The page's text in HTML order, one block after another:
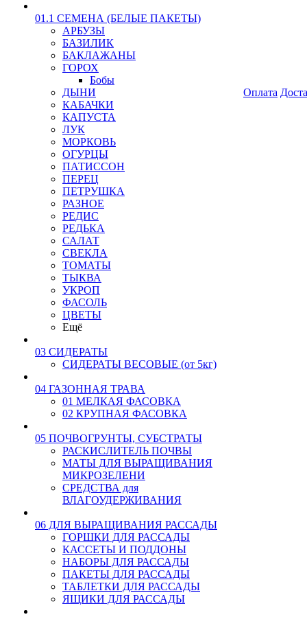
01.1 СЕМЕНА (БЕЛЫЕ ПАКЕТЫ)
АРБУЗЫ
БАЗИЛИК
БАКЛАЖАНЫ
ГОРОХ
Бобы
ДЫНИ
КАБАЧКИ
КАПУСТА
ЛУК
МОРКОВЬ
ОГУРЦЫ
ПАТИССОН
ПЕРЕЦ
ПЕТРУШКА
РАЗНОЕ
РЕДИС
РЕДЬКА
САЛАТ
СВЕКЛА
ТОМАТЫ
ТЫКВА
УКРОП
ФАСОЛЬ
ЦВЕТЫ
Ещё
03 СИДЕРАТЫ
СИДЕРАТЫ ВЕСОВЫЕ (от 5кг)
04 ГАЗОННАЯ ТРАВА
01 МЕЛКАЯ ФАСОВКА
02 КРУПНАЯ ФАСОВКА
05 ПОЧВОГРУНТЫ, СУБСТРАТЫ
РАСКИСЛИТЕЛЬ ПОЧВЫ
МАТЫ ДЛЯ ВЫРАЩИВАНИЯ
МИКРОЗЕЛЕНИ
СРЕДСТВА для
ВЛАГОУДЕРЖИВАНИЯ
06 ДЛЯ ВЫРАЩИВАНИЯ РАССАДЫ
ГОРШКИ ДЛЯ РАССАДЫ
КАССЕТЫ И ПОДДОНЫ
НАБОРЫ ДЛЯ РАССАДЫ
ПАКЕТЫ ДЛЯ РАССАДЫ
ТАБЛЕТКИ ДЛЯ РАССАДЫ
ЯЩИКИ ДЛЯ РАССАДЫ
Оплата